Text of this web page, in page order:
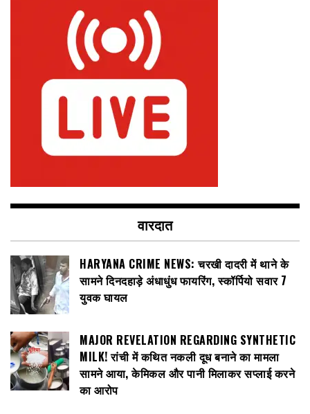
वारदात
HARYANA CRIME NEWS: चरखी दादरी में थाने के
सामने दिनदहाड़े अंधाधुंध फायरिंग, स्कॉर्पियो सवार 7
युवक घायल
MAJOR REVELATION REGARDING SYNTHETIC
MILK! रांची में कथित नकली दूध बनाने का मामला
सामने आया, केमिकल और पानी मिलाकर सप्लाई करने
का आरोप